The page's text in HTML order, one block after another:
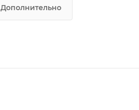
Дополнительно